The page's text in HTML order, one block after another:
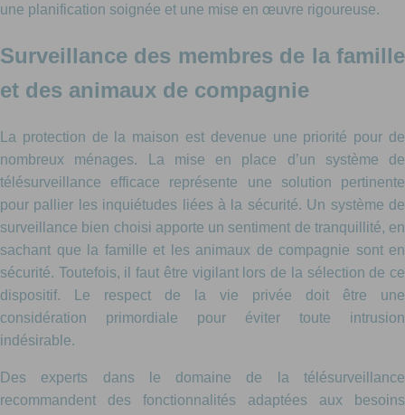
une planification soignée et une mise en œuvre rigoureuse.
Surveillance des membres de la famille
et des animaux de compagnie
La protection de la maison est devenue une priorité pour de
nombreux ménages. La mise en place d’un système de
télésurveillance efficace représente une solution pertinente
pour pallier les inquiétudes liées à la sécurité. Un système de
surveillance bien choisi apporte un sentiment de tranquillité, en
sachant que la famille et les animaux de compagnie sont en
sécurité. Toutefois, il faut être vigilant lors de la sélection de ce
dispositif. Le respect de la vie privée doit être une
considération primordiale pour éviter toute intrusion
indésirable.
Des experts dans le domaine de la télésurveillance
recommandent des fonctionnalités adaptées aux besoins